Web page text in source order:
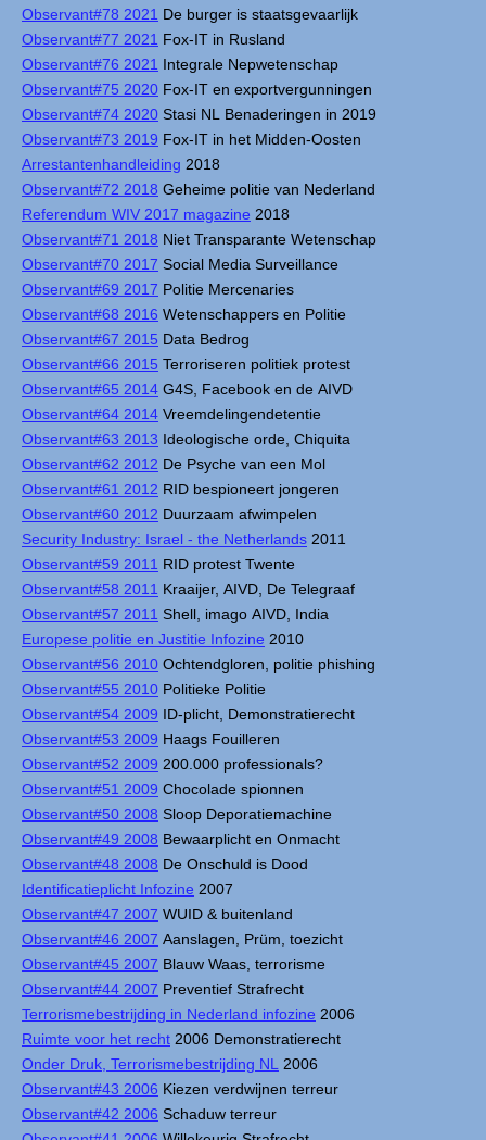
Observant#78 2021 De burger is staatsgevaarlijk
Observant#77 2021 Fox-IT in Rusland
Observant#76 2021 Integrale Nepwetenschap
Observant#75 2020 Fox-IT en exportvergunningen
Observant#74 2020 Stasi NL Benaderingen in 2019
Observant#73 2019 Fox-IT in het Midden-Oosten
Arrestantenhandleiding 2018
Observant#72 2018 Geheime politie van Nederland
Referendum WIV 2017 magazine 2018
Observant#71 2018 Niet Transparante Wetenschap
Observant#70 2017 Social Media Surveillance
Observant#69 2017 Politie Mercenaries
Observant#68 2016 Wetenschappers en Politie
Observant#67 2015 Data Bedrog
Observant#66 2015 Terroriseren politiek protest
Observant#65 2014 G4S, Facebook en de AIVD
Observant#64 2014 Vreemdelingendetentie
Observant#63 2013 Ideologische orde, Chiquita
Observant#62 2012 De Psyche van een Mol
Observant#61 2012 RID bespioneert jongeren
Observant#60 2012 Duurzaam afwimpelen
Security Industry: Israel - the Netherlands 2011
Observant#59 2011 RID protest Twente
Observant#58 2011 Kraaijer, AIVD, De Telegraaf
Observant#57 2011 Shell, imago AIVD, India
Europese politie en Justitie Infozine 2010
Observant#56 2010 Ochtendgloren, politie phishing
Observant#55 2010 Politieke Politie
Observant#54 2009 ID-plicht, Demonstratierecht
Observant#53 2009 Haags Fouilleren
Observant#52 2009 200.000 professionals?
Observant#51 2009 Chocolade spionnen
Observant#50 2008 Sloop Deporatiemachine
Observant#49 2008 Bewaarplicht en Onmacht
Observant#48 2008 De Onschuld is Dood
Identificatieplicht Infozine 2007
Observant#47 2007 WUID & buitenland
Observant#46 2007 Aanslagen, Prüm, toezicht
Observant#45 2007 Blauw Waas, terrorisme
Observant#44 2007 Preventief Strafrecht
Terrorismebestrijding in Nederland infozine 2006
Ruimte voor het recht 2006 Demonstratierecht
Onder Druk, Terrorismebestrijding NL 2006
Observant#43 2006 Kiezen verdwijnen terreur
Observant#42 2006 Schaduw terreur